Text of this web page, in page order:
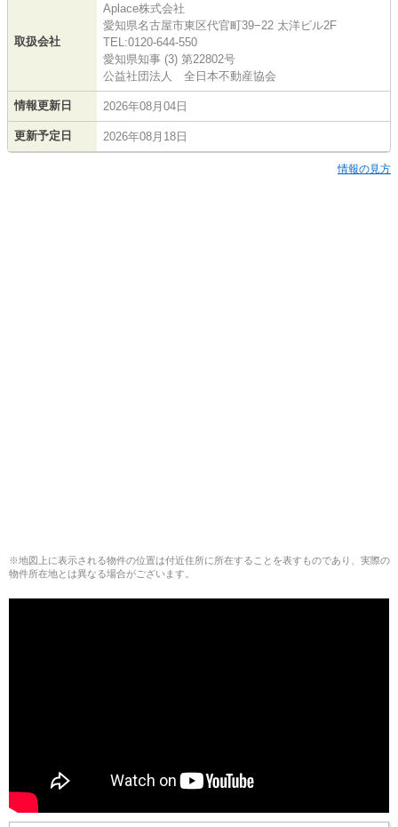
取扱会社
Aplace株式会社
愛知県名古屋市東区代官町39−22 太洋ビル2F
TEL:0120-644-550
愛知県知事 (3) 第22802号
公益社団法人 全日本不動産協会
情報更新日 2026年08月04日
更新予定日 2026年08月18日
情報の見方
※地図上に表示される物件の位置は付近住所に所在することを表すものであり、実際の
物件所在地とは異なる場合がございます。